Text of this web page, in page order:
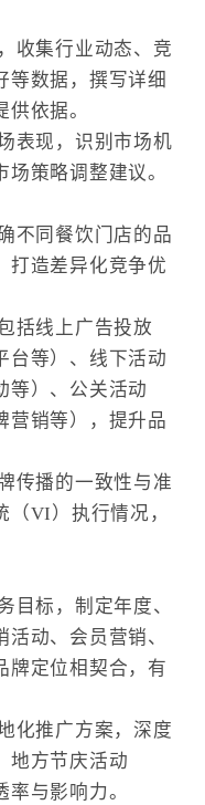
收集行业动态、竞
等数据，撰写详细
依据。
表现，识别市场机
策略调整建议。
不同餐饮门店的品
打造差异化竞争优
括线上广告投放
台等）、线下活动
等）、公关活动
营销等），提升品
传播的一致性与准
VI）执行情况，
目标，制定年度、
动、会员营销、
牌定位相契合，有
化推广方案，深度
地方节庆活动
与影响力。